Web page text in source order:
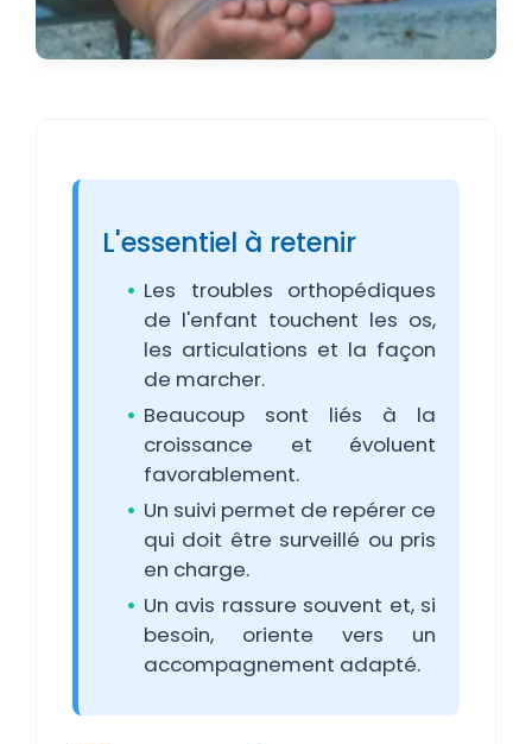
L'essentiel à retenir
Les troubles orthopédiques
de l'enfant touchent les os,
les articulations et la façon
de marcher.
Beaucoup sont liés à la
croissance et évoluent
favorablement.
Un suivi permet de repérer ce
qui doit être surveillé ou pris
en charge.
Un avis rassure souvent et, si
besoin, oriente vers un
accompagnement adapté.